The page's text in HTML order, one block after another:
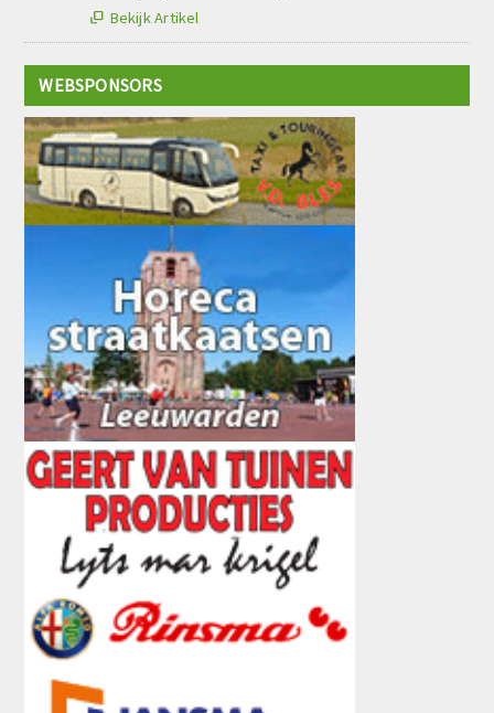
 Bekijk Artikel
WEBSPONSORS